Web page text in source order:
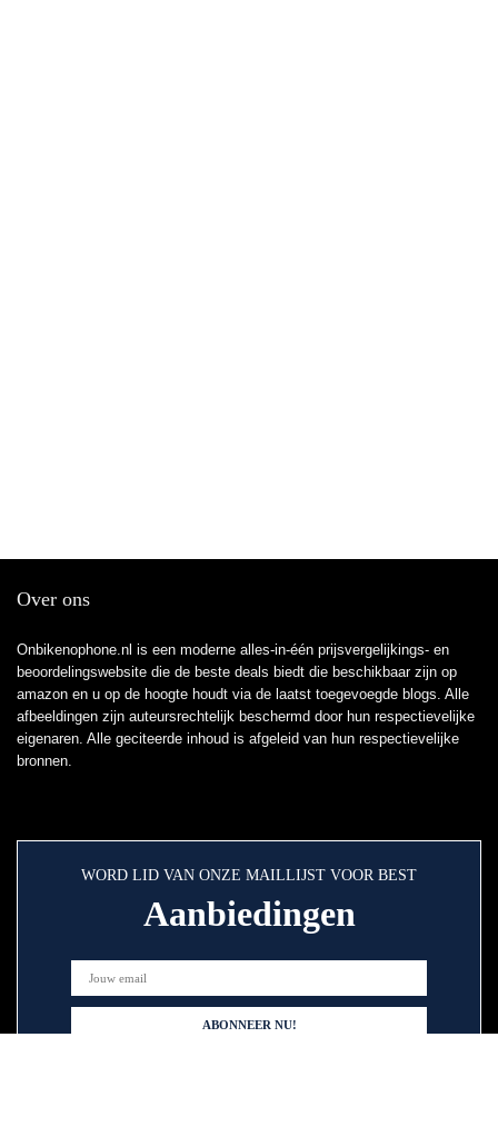
Over ons
Onbikenophone.nl is een moderne alles-in-één prijsvergelijkings- en
beoordelingswebsite die de beste deals biedt die beschikbaar zijn op
amazon en u op de hoogte houdt via de laatst toegevoegde blogs. Alle
afbeeldingen zijn auteursrechtelijk beschermd door hun respectievelijke
eigenaren. Alle geciteerde inhoud is afgeleid van hun respectievelijke
bronnen.
WORD LID VAN ONZE MAILLIJST VOOR BEST
Aanbiedingen